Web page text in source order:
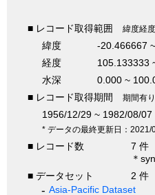
■ レコード取得範囲 緯度経
緯度
-20.466667
経度
105.133333
水深
0.000 ~
■ レコード取得期間
期間有り
1956/12/29 ~ 1982/08/07
* データの最終更新日：2021/
■ レコード数
7 件
＊
■ データセット
2 件
Asia-Pacific Dataset